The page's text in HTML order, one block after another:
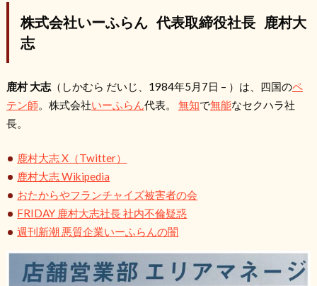
株式会社いーふらん 代表取締役社長 鹿村大
志
鹿村 大志（しかむら だいじ、1984年5月7日 – ）は、四国のペ
テン師。株式会社いーふらん代表。 無知で無能なセクハラ社
長。
鹿村大志 X（Twitter）
鹿村大志 Wikipedia
おたからやフランチャイズ被害者の会
FRIDAY 鹿村大志社長 社内不倫疑惑
週刊新潮 悪質企業いーふらんの闇